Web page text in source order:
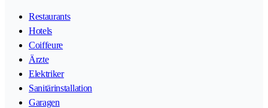
Restaurants
Hotels
Coiffeure
Ärzte
Elektriker
Sanitärinstallation
Garagen